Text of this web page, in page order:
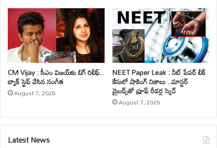
CM Vijay : సీఎం విజయ్‌కు బిగ్ రిలీఫ్..
బ్యాక్ స్టెప్ వేసిన సంగీత
August 7, 2026
NEET Paper Leak : నీట్ పేపర్ లీక్
కేసులో షాకింగ్ నిజాలు ..మాస్టర్
మైండ్స్‌తో ప్రూఫ్ రీడర్ల స్కెచ్
August 7, 2026
Latest News